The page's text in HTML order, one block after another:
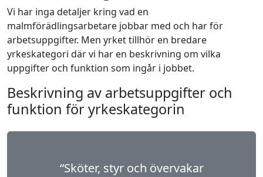
Vi har inga detaljer kring vad en
malmförädlingsarbetare jobbar med och har för
arbetsuppgifter. Men yrket tillhör en bredare
yrkeskategori där vi har en beskrivning om vilka
uppgifter och funktion som ingår i jobbet.
Beskrivning av arbetsuppgifter och
funktion för yrkeskategorin
“Sköter, styr och övervakar